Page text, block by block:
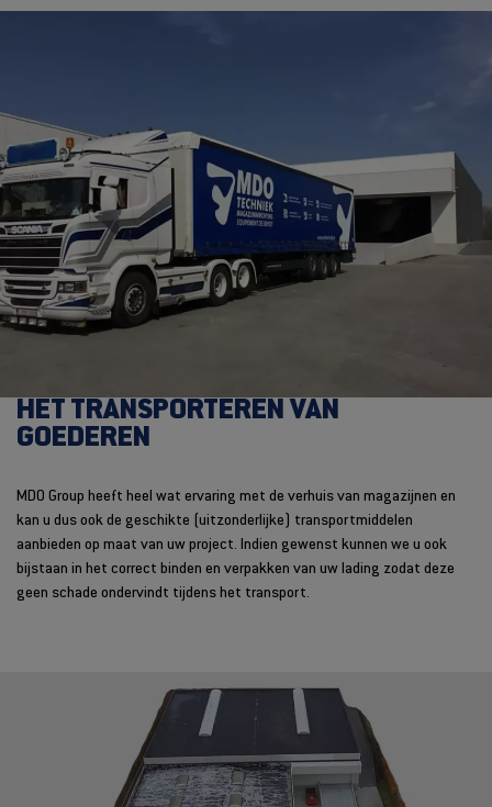
HET TRANSPORTEREN VAN
GOEDEREN
MDO Group heeft heel wat ervaring met de verhuis van magazijnen en
kan u dus ook de geschikte (uitzonderlijke) transportmiddelen
aanbieden op maat van uw project. Indien gewenst kunnen we u ook
bijstaan in het correct binden en verpakken van uw lading zodat deze
geen schade ondervindt tijdens het transport.